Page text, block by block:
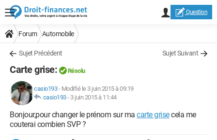
Question
Forum Automobile
Sujet Précédent Sujet Suivant
Carte grise: Résolu
casio193- Modifié le 3 juin 2015 à 09:19
casio193- 3 juin 2015 à 11:44
Bonjour,pour changer le prénom sur ma carte grisecela me
couterai combien SVP ?